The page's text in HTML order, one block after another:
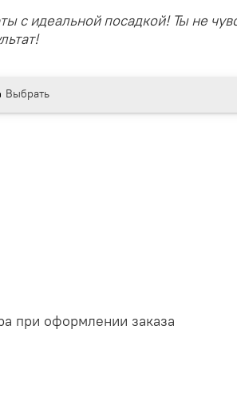
с идеальной посадкой! Ты не
Выбрать
при оформлении заказа